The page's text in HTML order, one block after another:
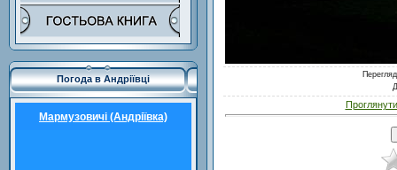
Погода в Андріївці
Мармузовичі (Андріївка)